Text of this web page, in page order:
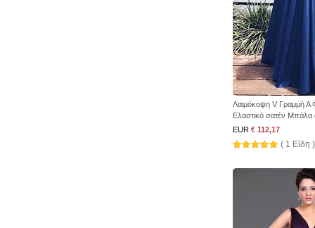
Λαιμόκοψη V Γραμμή Α
Ελαστικό σατέν Μπάλα
EUR € 112,17
( 1 Είδη )